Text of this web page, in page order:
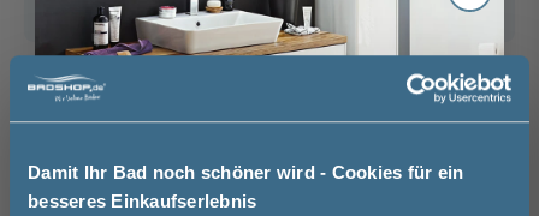
Damit Ihr Bad noch schöner wird - Cookies für ein
besseres Einkaufserlebnis
Das passt dazu
Waschtischarmatur (3)
Handtuchhalter (3)